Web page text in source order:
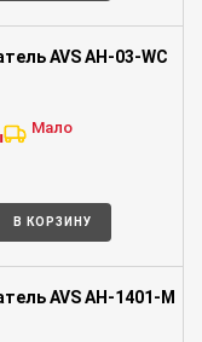
AVS AH-03-WC
Мало
В КОРЗИНУ
AVS AH-1401-M